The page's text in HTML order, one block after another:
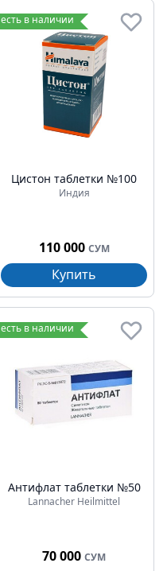
есть в наличии
Цистон таблетки №100
Индия
110 000 СУМ
Купить
есть в наличии
Антифлат таблетки №50
Lannacher Heilmittel
70 000 СУМ